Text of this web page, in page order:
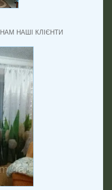
НАШІ КЛІЄНТИ